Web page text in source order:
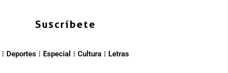
Suscríbete
Deportes Especial Cultura Letras